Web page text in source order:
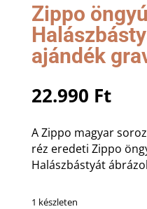
Zippo
ajándék
22.990 Ft
A Zippo magyar
réz eredeti Zippo
Halászbástyát
1 készleten